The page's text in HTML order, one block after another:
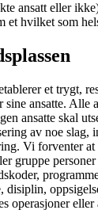
ansatt eller
et hvilket som
et trygt,
ansatte. Alle
ansatte skal
av noe slag,
Vi forventer
gruppe
disiplin,
operasjoner